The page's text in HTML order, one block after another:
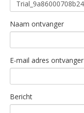
Naam ontvanger
E-mail adres ontvanger
Bericht